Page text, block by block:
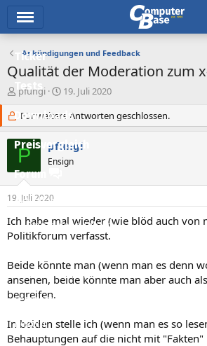
Ticker
Tests
Downloads
Preisvergleich
Forum
Aktuelles
Empfohlene Inhalte
Neueste Aktivitäten
Leserartikel
Regeln
Ankündigungen und Feedback
Qualität der Moderation zum
E
s
t
e
l
e
pfungi
E
s
t
l
l
m
19. Juli 2020
Für weitere Antworten geschlossen.
P pfungi
Ensign
19. Juli 2020
Ich habe mal wieder (wie blöd auch von
Politikforum verfasst.
Beide könnte man (wenn man es denn
ansehen, beide könnte man aber auch
begreifen.
In beiden stelle ich (wenn man es so
Behauptungen auf die nicht mit "Fakten"